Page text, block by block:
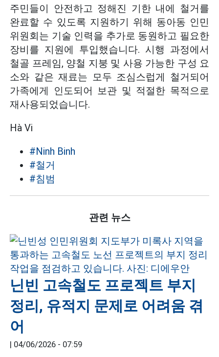
주민들이 안전하고 정해진 기한 내에 철거를
완료할 수 있도록 지원하기 위해 동아동 인민
위원회는 기술 인력을 추가로 동원하고 필요한
장비를 지원에 투입했습니다. 시행 과정에서
철골 프레임, 양철 지붕 및 사용 가능한 구성 요
소와 같은 재료는 모두 조심스럽게 철거되어
가족에게 인도되어 보관 및 적절한 목적으로
재사용되었습니다.
Hà Vi
#Ninh Binh
#철거
#침범
관련 뉴스
닌빈 고속철도 프로젝트 부지
정리, 유적지 문제로 어려움 겪
어
| 04/06/2026 - 07:59